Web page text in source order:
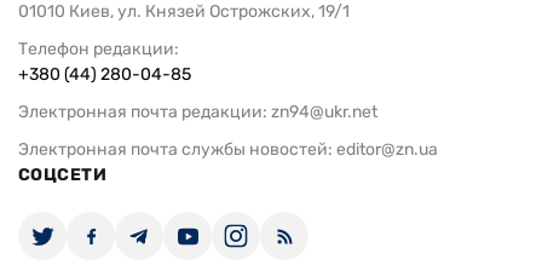
01010 Киев, ул. Князей Острожских, 19/1
Телефон редакции:
+380 (44) 280-04-85
Электронная почта редакции: zn94@ukr.net
Электронная почта службы новостей: editor@zn.ua
СОЦСЕТИ